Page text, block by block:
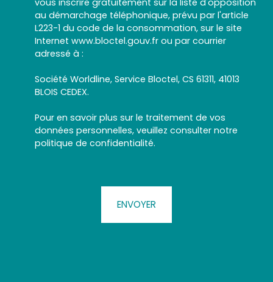
au démarchage téléphonique, prévu par l'article
L223-1 du code de la consommation, sur le site
Internet www.bloctel.gouv.fr ou par courrier
adressé à :
Société Worldline, Service Bloctel, CS 61311, 41013
BLOIS CEDEX.
Pour en savoir plus sur le traitement de vos
données personnelles, veuillez consulter notre
politique de confidentialité.
ENVOYER